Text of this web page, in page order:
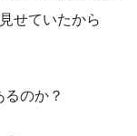
せていたから
のか？